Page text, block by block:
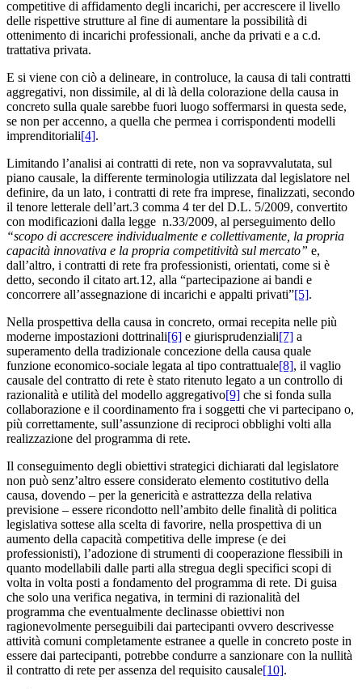
competitive di affidamento degli incarichi, per accrescere il livello
delle rispettive strutture al fine di aumentare la possibilità di
ottenimento di incarichi professionali, anche da privati e a c.d.
trattativa privata.
E si viene con ciò a delineare, in controluce, la causa di tali contratti
aggregativi, non dissimile, al di là della colorazione della causa in
concreto sulla quale sarebbe fuori luogo soffermarsi in questa sede,
se non per accenno, a quella che permea i corrispondenti modelli
imprenditoriali[4].
Limitando l’analisi ai contratti di rete, non va sopravvalutata, sul
piano causale, la differente terminologia utilizzata dal legislatore nel
definire, da un lato, i contratti di rete fra imprese, finalizzati, secondo
il tenore letterale dell’art.3 comma 4 ter del D.L. 5/2009, convertito
con modificazioni dalla legge n.33/2009, al perseguimento dello
“scopo di accrescere individualmente e collettivamente, la propria
capacità innovativa e la propria competitività sul mercato” e,
dall’altro, i contratti di rete fra professionisti, orientati, come si è
detto, secondo il citato art.12, alla “partecipazione ai bandi e
concorrere all’assegnazione di incarichi e appalti privati”[5].
Nella prospettiva della causa in concreto, ormai recepita nelle più
moderne impostazioni dottrinali[6] e giurisprudenziali[7] a
superamento della tradizionale concezione della causa quale
funzione economico-sociale legata al tipo contrattuale[8], il vaglio
causale del contratto di rete è stato ritenuto legato a un controllo di
razionalità e utilità del modello aggregativo[9] che si fonda sulla
collaborazione e il coordinamento fra i soggetti che vi partecipano o,
più correttamente, sull’assunzione di reciproci obblighi volti alla
realizzazione del programma di rete.
Il conseguimento degli obiettivi strategici dichiarati dal legislatore
non può senz’altro essere considerato elemento costitutivo della
causa, dovendo – per la genericità e astrattezza della relativa
previsione – essere ricondotto nell’ambito delle finalità di politica
legislativa sottese alla scelta di favorire, nella prospettiva di un
aumento della capacità competitiva delle imprese (e dei
professionisti), l’adozione di strumenti di cooperazione flessibili in
quanto modellabili dalle parti alla stregua degli specifici scopi di
volta in volta posti a fondamento del programma di rete. Di guisa
che solo una verifica negativa, in termini di razionalità del
programma che eventualmente declinasse obiettivi non
ragionevolmente perseguibili dai partecipanti ovvero descrivesse
attività comuni completamente estranee a quelle in concreto poste in
essere dai partecipanti, potrebbe condurre a sanzionare con la nullità
il contratto di rete per assenza del requisito causale[10].